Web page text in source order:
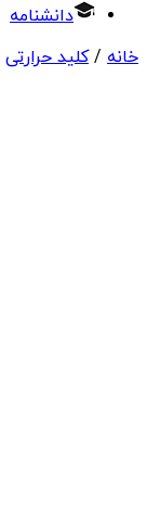
دانشنامه
خانه /کلید حرارتی